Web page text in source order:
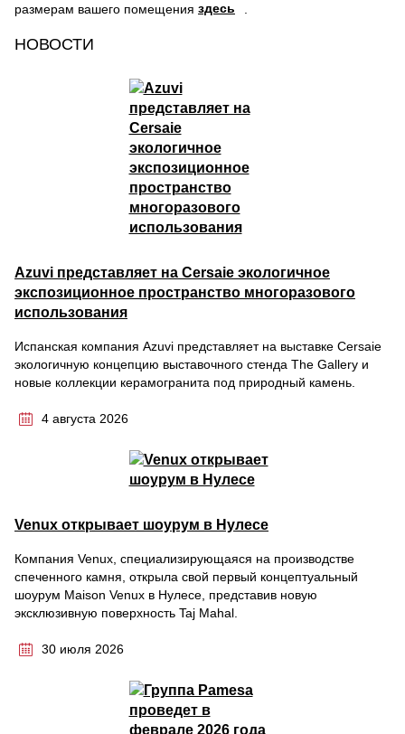
размерам вашего помещения здесь
НОВОСТИ
Azuvi представляет на Cersaie экологичное
экспозиционное пространство многоразового
использования
Испанская компания Azuvi представляет на выставке Cersaie
экологичную концепцию выставочного стенда The Gallery и
новые коллекции керамогранита под природный камень.
4 августа 2026
Venux открывает шоурум в Нулесе
Компания Venux, специализирующаяся на производстве
спеченного камня, открыла свой первый концептуальный
шоурум Maison Venux в Нулесе, представив новую
эксклюзивную поверхность Taj Mahal.
30 июля 2026